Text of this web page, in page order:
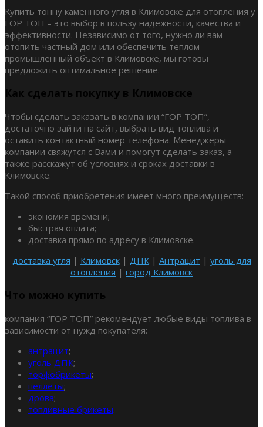
Купить тонну каменного угля в Климовске для отопления у
ГОР ТОП – это выбор в пользу надежности, качества и
эффективности. Независимо от того, нужно ли вам
отопить частный дом или обеспечить теплом
промышленный объект в Климовске, мы готовы
предложить оптимальное решение.
Как сделать покупку в Климовске
Чтобы сделать заказать в компании “ГОР ТОП”,
достаточно зайти на сайт, выбрать вид топлива и
оставить контактный номер телефона. Менеджеры
компании свяжутся с Вами и помогут сделать заказ, а
также расскажут об условиях и сроках доставки в
Климовске.
Такой способ приобретения имеет много преимуществ:
экономия времени;
быстрая оплата;
доставка прямо по адресу в Климовске.
доставка угля | Климовск| ДПК| Антрацит | уголь для
отопления | город Климовск
Что можно купить
компания “ГОР ТОП” рекомендует любые виды топлива в
зависимости от нужд покупателя:
антрацит;
уголь ДПК;
торфобрикеты;
пеллеты;
дрова;
топливные брикеты.